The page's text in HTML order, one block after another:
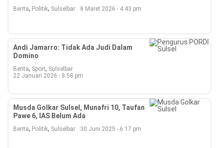
Berita, Politik, Sulselbar 8 Maret 2026 - 4:43 pm
Andi Jamarro: Tidak Ada Judi Dalam
Domino
Berita, Sport, Sulselbar
22 Januari 2026 - 8:58 pm
Musda Golkar Sulsel, Munafri 10, Taufan
Pawe 6, IAS Belum Ada
Berita, Politik, Sulselbar 30 Juni 2025 - 6:17 pm